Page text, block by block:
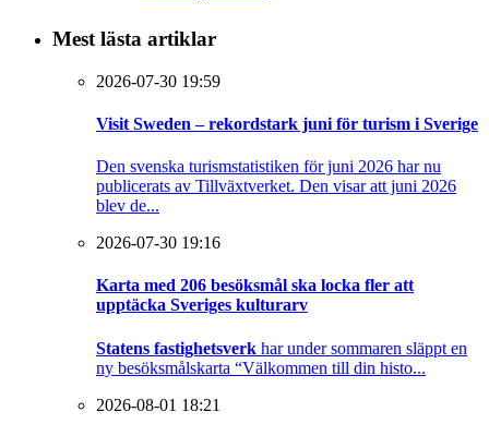
Mest lästa artiklar
2026-07-30 19:59
Visit Sweden – rekordstark juni för turism i Sverige
Den svenska turismstatistiken för juni 2026 har nu
publicerats av Tillväxtverket. Den visar att juni 2026
blev de...
2026-07-30 19:16
Karta med 206 besöksmål ska locka fler att
upptäcka Sveriges kulturarv
Statens fastighetsverk har under sommaren släppt en
ny besöksmålskarta “Välkommen till din histo...
2026-08-01 18:21